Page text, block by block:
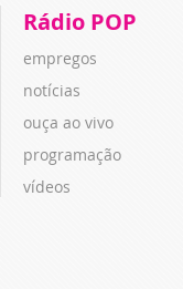
Rádio POP
empregos
notícias
ouça ao vivo
programação
vídeos